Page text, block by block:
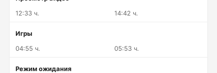
12:33 ч.
14:42 ч.
Игры
04:55 ч.
05:53 ч.
Режим ожидания